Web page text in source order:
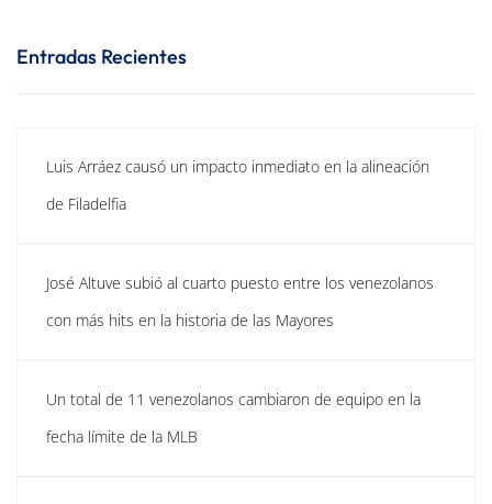
Entradas Recientes
Luis Arráez causó un impacto inmediato en la alineación
de Filadelfia
José Altuve subió al cuarto puesto entre los venezolanos
con más hits en la historia de las Mayores
Un total de 11 venezolanos cambiaron de equipo en la
fecha límite de la MLB